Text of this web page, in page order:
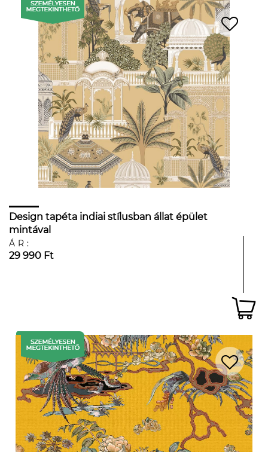
Design tapéta indiai stílusban állat épület
mintával
ÁR:
29 990 Ft